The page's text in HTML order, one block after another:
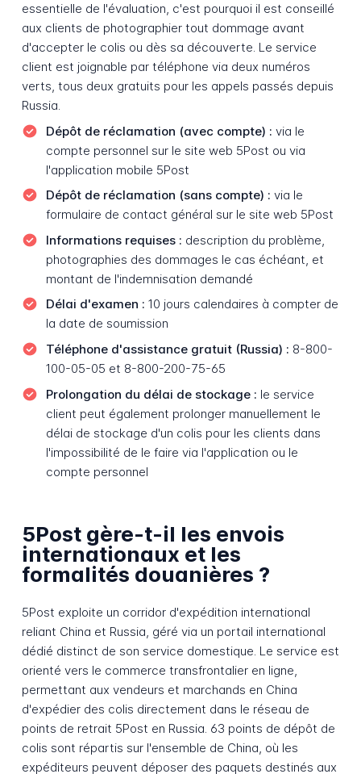
essentielle de l'évaluation, c'est pourquoi il est conseillé
aux clients de photographier tout dommage avant
d'accepter le colis ou dès sa découverte. Le service
client est joignable par téléphone via deux numéros
verts, tous deux gratuits pour les appels passés depuis
Russia.
Dépôt de réclamation (avec compte) : via le
compte personnel sur le site web 5Post ou via
l'application mobile 5Post
Dépôt de réclamation (sans compte) : via le
formulaire de contact général sur le site web 5Post
Informations requises : description du problème,
photographies des dommages le cas échéant, et
montant de l'indemnisation demandé
Délai d'examen : 10 jours calendaires à compter de
la date de soumission
Téléphone d'assistance gratuit (Russia) : 8-800-
100-05-05 et 8-800-200-75-65
Prolongation du délai de stockage : le service
client peut également prolonger manuellement le
délai de stockage d'un colis pour les clients dans
l'impossibilité de le faire via l'application ou le
compte personnel
5Post gère-t-il les envois
internationaux et les
formalités douanières ?
5Post exploite un corridor d'expédition international
reliant China et Russia, géré via un portail international
dédié distinct de son service domestique. Le service est
orienté vers le commerce transfrontalier en ligne,
permettant aux vendeurs et marchands en China
d'expédier des colis directement dans le réseau de
points de retrait 5Post en Russia. 63 points de dépôt de
colis sont répartis sur l'ensemble de China, où les
expéditeurs peuvent déposer des paquets destinés aux